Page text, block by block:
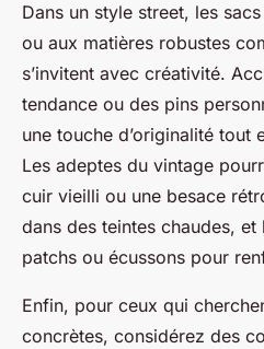
Dans un style street, les
ou aux matières robustes
s’invitent avec créativité.
tendance ou des pins
une touche d’originalité tout
Les adeptes du vintage
cuir vieilli ou une besace
dans des teintes chaudes,
patchs ou écussons pour
Enfin, pour ceux qui
concrètes, considérez des